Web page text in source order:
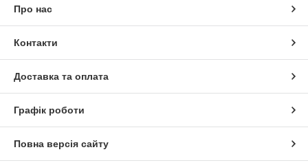
Про нас
Контакти
Доставка та оплата
Графік роботи
Повна версія сайту